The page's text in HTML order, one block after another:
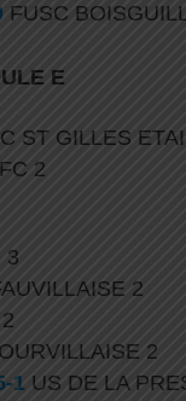
FUSC
E
ST GILLES
2
3
2
2
1 US DE LA